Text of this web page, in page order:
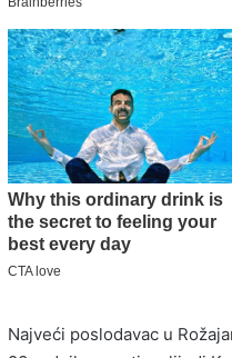
Najveći poslodavac u